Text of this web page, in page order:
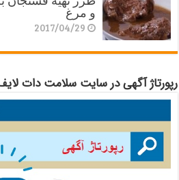
و مرغ
2017/04/29
رپورتاژ آگهی در سایت سلامت دات